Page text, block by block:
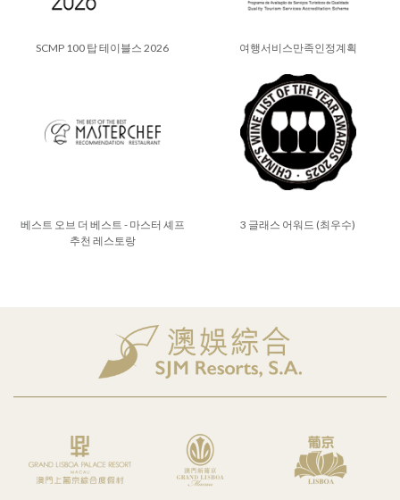
SCMP 100 탑 테이블스 2026 여행서비스만족인정계획
베스트 오브 더 베스트 - 마스터 셰프
추천 레스토랑
3 글래스 어워드 (최우수)